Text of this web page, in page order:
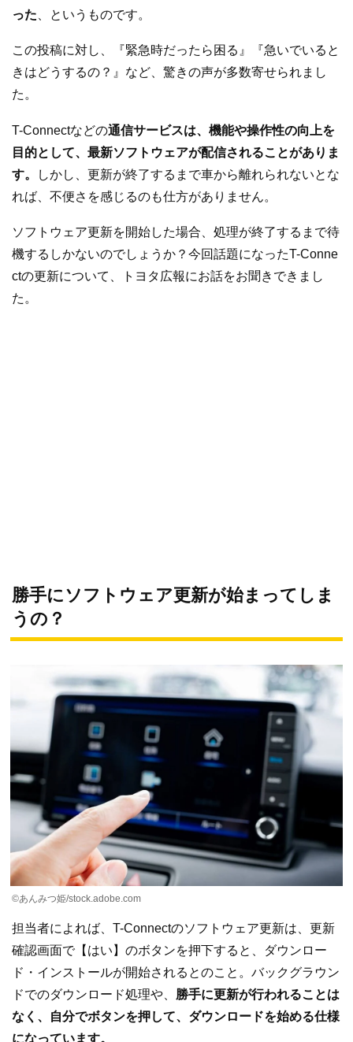
った 、というものです。
この投稿に対し、『緊急時だったら困る』『急いでいると
きはどうするの？』など、驚きの声が多数寄せられまし
た。
T-Connectなどの通信サービスは、機能や操作性の向上を
目的として、最新ソフトウェアが配信されることがありま
す。
しかし、更新が終了するまで車から離れられないとな
れば、不便さを感じるのも仕方がありません。
ソフトウェア更新を開始した場合、処理が終了するまで待
機するしかないのでしょうか？今回話題になったT-Conne
ctの更新について、トヨタ広報にお話をお聞きできまし
た。
勝手にソフトウェア更新が始まってしま
うの？
©︎あんみつ姫/stock.adobe.com
担当者によれば、T-Connectのソフトウェア更新は、更新
確認画面で【はい】のボタンを押下すると、ダウンロー
ド・インストールが開始されるとのこと。バックグラウン
ドでのダウンロード処理や、 勝手に更新が行われることは
なく、自分でボタンを押して、ダウンロードを始める仕様
になっています。